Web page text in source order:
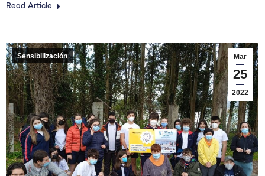
Read Article
Mar
25
2022
Sensibilización